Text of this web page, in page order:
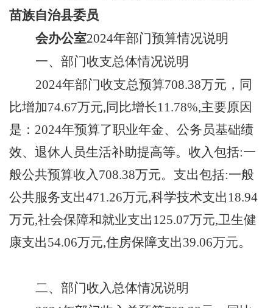
苗族自治县委员
会办公室2024年部门预算情况说明
一、 部门收支总体情况说明
2024年部门收支总预算708.38万元，同
比增加74.67万元,同比增长11.78%,主要原因
是： 2024年预算了职业年金、公务员基础绩
效、退休人员生活补助提高等。 收入包括:一
般公共预算收入708.38万元。支出包括:一般
公共服务支出471.26万元,科学技术支出 18.94
万元,社会保障和就业支出 125.07万元,卫生健
康支出54.06万元,住房保障支出39.06万元。
二、 部门收入总体情况说明